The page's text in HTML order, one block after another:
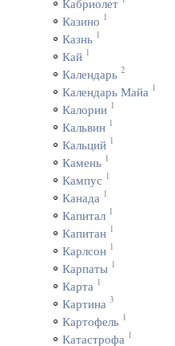
Кабриолет
Казино 1
Казнь 1
Кай 1
Календарь 2
Календарь Майа 1
Калории 1
Кальвин 1
Кальций 1
Камень 1
Кампус 1
Канада 1
Капитал 1
Капитан 1
Карлсон 1
Карпаты 1
Карта 1
Картина 3
Картофель 1
Катастрофа 1